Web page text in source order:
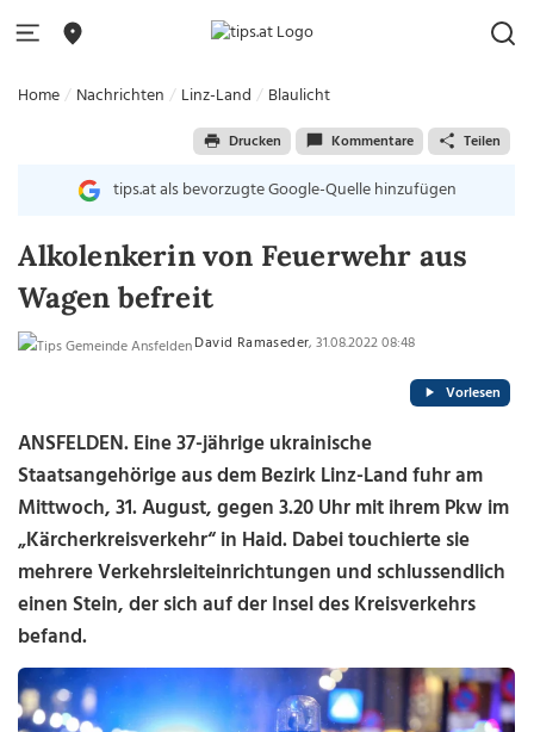
Home Nachrichten Linz-Land Blaulicht
Drucken Kommentare Teilen
tips.at als bevorzugte Google-Quelle hinzufügen
Alkolenkerin von Feuerwehr aus
Wagen befreit
David Ramaseder, 31.08.2022 08:48
Vorlesen
ANSFELDEN. Eine 37-jährige ukrainische
Staatsangehörige aus dem Bezirk Linz-Land fuhr am
Mittwoch, 31. August, gegen 3.20 Uhr mit ihrem Pkw im
„Kärcherkreisverkehr“ in Haid. Dabei touchierte sie
mehrere Verkehrsleiteinrichtungen und schlussendlich
einen Stein, der sich auf der Insel des Kreisverkehrs
befand.